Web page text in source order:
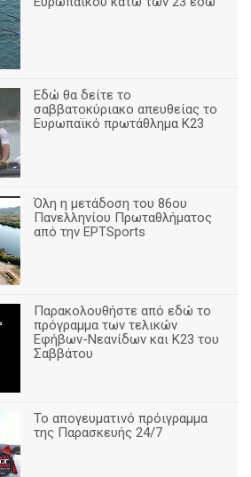
Εδώ θα δείτε το
σαββατοκύριακο απευθείας το
Ευρωπαϊκό πρωτάθλημα Κ23
Όλη η μετάδοση του 86ου
Πανελληνίου Πρωταθλήματος
από την ΕΡΤSports
Παρακολουθήστε από εδώ το
πρόγραμμα των τελικών
Εφήβων-Νεανίδων και Κ23 του
Σαββάτου
Το απογευματινό πρόιγραμμα
της Παρασκευής 24/7